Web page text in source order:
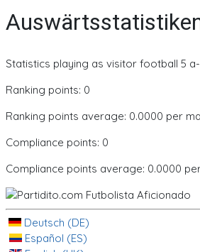
Statistics playing as visitor football 5
Ranking points: 0
Ranking points average: 0.0000 per
Compliance points: 0
Compliance points average: 0.0000
Deutsch (DE)
Español (ES)